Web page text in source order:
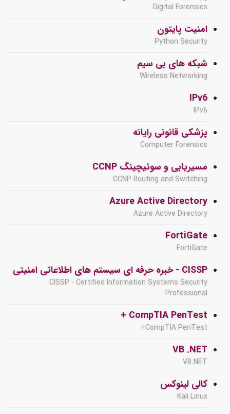
Digital Forensics
امنیت پایتون
Python Security
شبکه های بی سیم
Wireless Networking
IPv6
IPv6
پزشکی قانونی رایانه
Computer Forensics
مسیریابی و سوئیچینگ CCNP
CCNP Routing and Switching
Azure Active Directory
Azure Active Directory
FortiGate
FortiGate
CISSP - خبره حرفه ای سیستم های اطلاعاتی امنیتی
CISSP - Certified Information Systems Security
Professional
CompTIA PenTest +
CompTIA PenTest+
VB .NET
VB.NET
کالی لینوکس
Kali Linux